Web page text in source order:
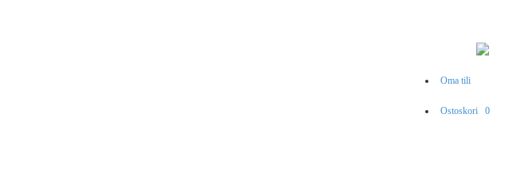
Oma tili
Ostoskori 0